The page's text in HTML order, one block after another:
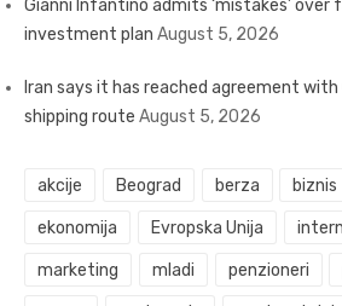
Gianni Infantino admits ‘mistakes’ over
investment plan August 5, 2026
Iran says it has reached agreement with
shipping route August 5, 2026
akcije Beograd berza biznis
ekonomija Evropska Unija
marketing mladi penzioneri